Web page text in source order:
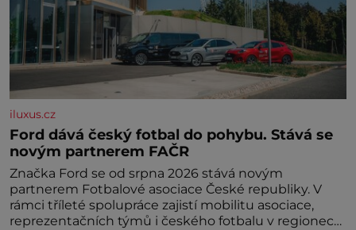
iluxus.cz
Ford dává český fotbal do pohybu. Stává se
novým partnerem FAČR
Značka Ford se od srpna 2026 stává novým
partnerem Fotbalové asociace České republiky. V
rámci tříleté spolupráce zajistí mobilitu asociace,
reprezentačních týmů i českého fotbalu v regionech.